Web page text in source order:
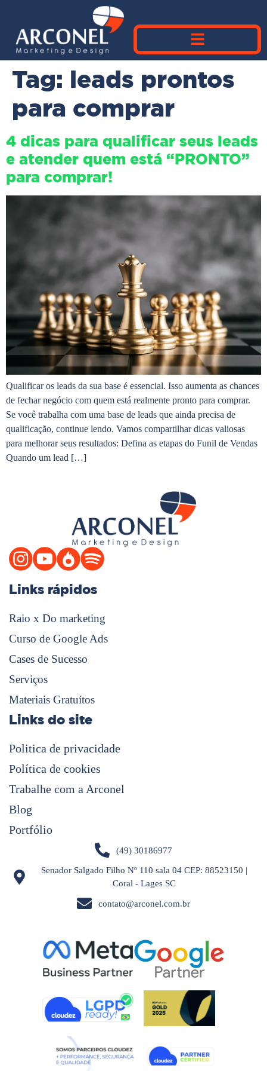
Tag: leads prontos
para comprar
4 dicas para qualificar seus leads
e atender quem está “PRONTO”
para comprar!
Qualificar os leads da sua base é essencial. Isso aumenta as chances
de fechar negócio com quem está realmente pronto para comprar.
Se você trabalha com uma base de leads que ainda precisa de
qualificação, continue lendo. Vamos compartilhar dicas valiosas
para melhorar seus resultados: Defina as etapas do Funil de Vendas
Quando um lead […]
Links rápidos
Raio x Do marketing
Curso de Google Ads
Cases de Sucesso
Serviços
Materiais Gratuítos
Links do site
Politica de privacidade
Política de cookies
Trabalhe com a Arconel
Blog
Portfólio
(49) 30186977
Senador Salgado Filho Nº 110 sala 04 CEP: 88523150 |
Coral - Lages SC
contato@arconel.com.br